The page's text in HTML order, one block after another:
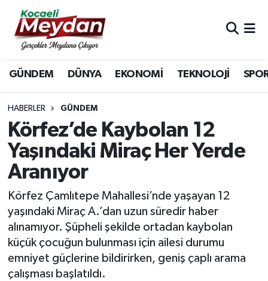
GÜNDEM DÜNYA EKONOMİ TEKNOLOJİ
HABERLER GÜNDEM
Körfez’de Kaybolan 12
Yaşındaki Miraç Her Yerde
Aranıyor
Körfez Çamlıtepe Mahallesi’nde yaşayan 12
yaşındaki Miraç A.’dan uzun süredir haber
alınamıyor. Şüpheli şekilde ortadan kaybolan
küçük çocuğun bulunması için ailesi durumu
emniyet güçlerine bildirirken, geniş çaplı arama
çalışması başlatıldı.
Nöbetçi Eczaneler
Hava Durumu
Trafik Durumu
Süper Lig Puan Durumu ve Fikstür
Tüm Manşetler
Son Dakika Haberleri
Haber Arşivi